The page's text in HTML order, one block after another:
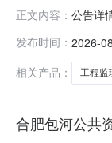
正文内容： 公告详
日
发布时间： 2026-
相关产品：
工程监
合肥包河公共